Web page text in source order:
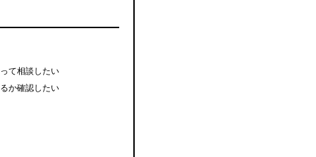
て相談したい
か確認したい